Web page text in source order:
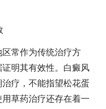
常作为传统治疗方
明其有效性。白癜风
疗，不能指望松花蛋
草药治疗还存在着一